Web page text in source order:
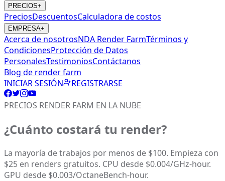
PRECIOS+
PreciosDescuentosCalculadora de costos
EMPRESA+
Acerca de nosotrosNDA Render FarmTérminos y
CondicionesProtección de Datos
PersonalesTestimoniosContáctanos
Blog de render farm
INICIAR SESIÓN
REGISTRARSE
PRECIOS RENDER FARM EN LA NUBE
¿Cuánto costará tu render?
La mayoría de trabajos por menos de $100. Empieza con
$25 en renders gratuitos. CPU desde $0.004/GHz-hour.
GPU desde $0.003/OctaneBench-hour.